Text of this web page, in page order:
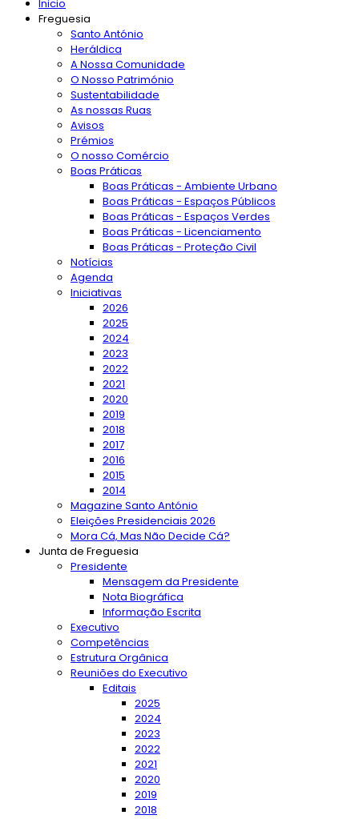
Inicio
Freguesia
Santo António
Heráldica
A Nossa Comunidade
O Nosso Património
Sustentabilidade
As nossas Ruas
Avisos
Prémios
O nosso Comércio
Boas Práticas
Boas Práticas - Ambiente Urbano
Boas Práticas - Espaços Públicos
Boas Práticas - Espaços Verdes
Boas Práticas - Licenciamento
Boas Práticas - Proteção Civil
Notícias
Agenda
Iniciativas
2026
2025
2024
2023
2022
2021
2020
2019
2018
2017
2016
2015
2014
Magazine Santo António
Eleições Presidenciais 2026
Mora Cá, Mas Não Decide Cá?
Junta de Freguesia
Presidente
Mensagem da Presidente
Nota Biográfica
Informação Escrita
Executivo
Competências
Estrutura Orgânica
Reuniões do Executivo
Editais
2025
2024
2023
2022
2021
2020
2019
2018